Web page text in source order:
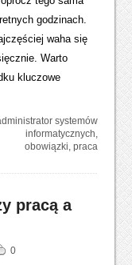
godzinach.
waha się
Warto
kluczowe
systemów
informatycznych,
obowiązki,praca
pracą a
0